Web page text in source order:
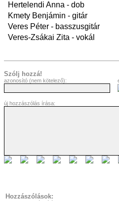
Hertelendi Anna - dob
Kmety Benjámin - gitár
Veres Péter - basszusgitár
Veres-Zsákai Zita - vokál
Szólj hozzá!
azonosító (nem kötelező):
új hozzászólás írása:
Hozzászólások: